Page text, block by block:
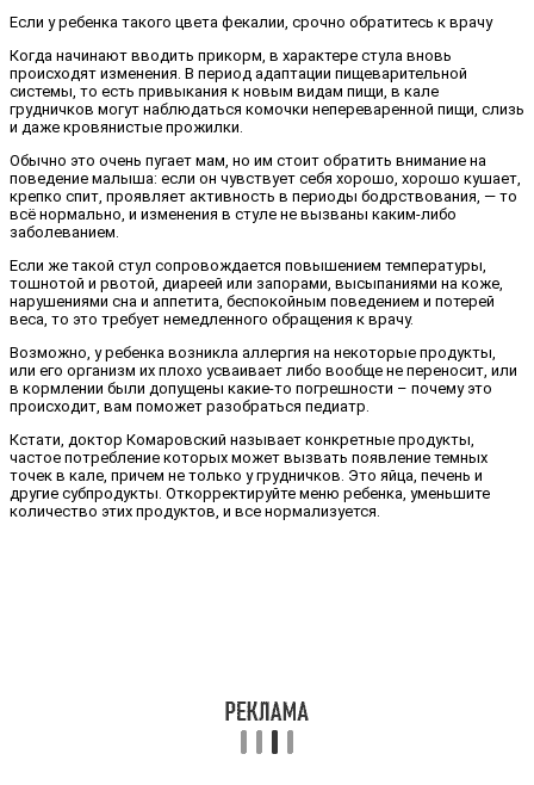
Если у ребенка такого цвета фекалии, срочно обратитесь к врачу
Когда начинают вводить прикорм, в характере стула вновь
происходят изменения. В период адаптации пищеварительной
системы, то есть привыкания к новым видам пищи, в кале
грудничков могут наблюдаться комочки непереваренной пищи, слизь
и даже кровянистые прожилки.
Обычно это очень пугает мам, но им стоит обратить внимание на
поведение малыша: если он чувствует себя хорошо, хорошо кушает,
крепко спит, проявляет активность в периоды бодрствования, — то
всё нормально, и изменения в стуле не вызваны каким-либо
заболеванием.
Если же такой стул сопровождается повышением температуры,
тошнотой и рвотой, диареей или запорами, высыпаниями на коже,
нарушениями сна и аппетита, беспокойным поведением и потерей
веса, то это требует немедленного обращения к врачу.
Возможно, у ребенка возникла аллергия на некоторые продукты,
или его организм их плохо усваивает либо вообще не переносит, или
в кормлении были допущены какие-то погрешности – почему это
происходит, вам поможет разобраться педиатр.
Кстати, доктор Комаровский называет конкретные продукты,
частое потребление которых может вызвать появление темных
точек в кале, причем не только у грудничков. Это яйца, печень и
другие субпродукты. Откорректируйте меню ребенка, уменьшите
количество этих продуктов, и все нормализуется.